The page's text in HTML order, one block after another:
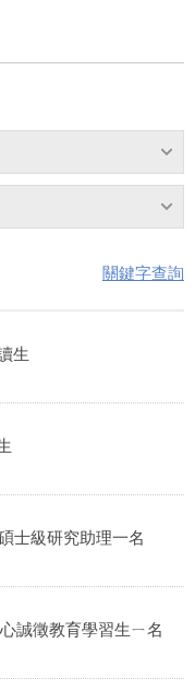
關鍵字查詢
生
士級研究助理一名
誠徵教育學習生ㄧ名